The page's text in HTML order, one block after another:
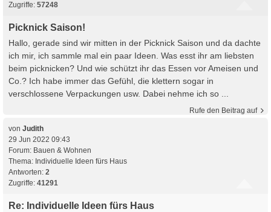
Zugriffe: 57248
Picknick Saison!
Hallo, gerade sind wir mitten in der Picknick Saison und da dachte
ich mir, ich sammle mal ein paar Ideen. Was esst ihr am liebsten
beim picknicken? Und wie schützt ihr das Essen vor Ameisen und
Co.? Ich habe immer das Gefühl, die klettern sogar in
verschlossene Verpackungen usw. Dabei nehme ich so ...
Rufe den Beitrag auf
von Judith
29 Jun 2022 09:43
Forum: Bauen & Wohnen
Thema: Individuelle Ideen fürs Haus
Antworten: 2
Zugriffe: 41291
Re: Individuelle Ideen fürs Haus